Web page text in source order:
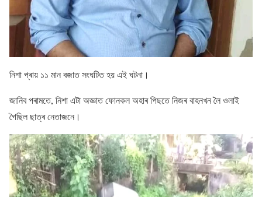
নিশা প্ৰায় ১১ মান বজাত সংঘটিত হয় এই ঘটনা।
জানিব পৰামতে, নিশা এটা অজ্ঞাত ফোনকল অহাৰ পিছতে নিজৰ বাহনখন লৈ ওলাই
গৈছিল ছাত্ৰ নেতাজনে।